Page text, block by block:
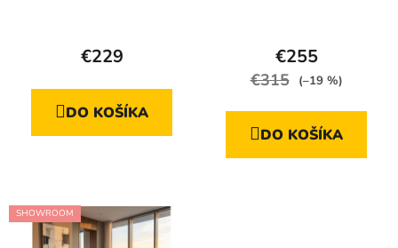
hodnotenie
je
5,0
€229
DO KOŠÍKA
€255
€315 (–19 %)
DO KOŠÍKA
SHOWROOM